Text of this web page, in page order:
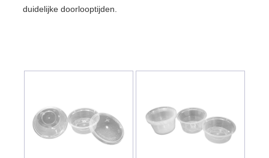
duidelijke doorlooptijden.